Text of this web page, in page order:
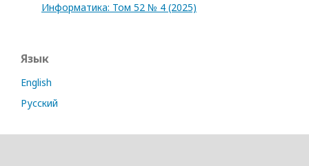
Информатика: Том 52 № 4 (2025)
Язык
English
Русский